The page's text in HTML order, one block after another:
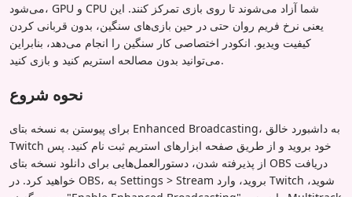
می‌شود، GPU و CPU شما آزاد می‌شوند تا روی بازی تمرکز کنند. این
یعنی نرخ فریم روان حتی در حین بازی‌های سنگین، بدون قربانی کردن
کیفیت ویدیو. انکودر اختصاصی کار سنگین را انجام می‌دهد، بنابراین
می‌توانید بدون مصالحه استریم کنید و بازی کنید.
نحوه شروع
برای پیوستن به نسخه بتای Enhanced Broadcasting، به داشبورد خالق
Twitch خود بروید و از طریق صفحه ابزارهای استریم ثبت نام کنید. پس
از پذیرفته شدن، دستورالعمل‌هایی برای دانلود نسخه بتای OBS دریافت
خواهید کرد. در OBS، به Settings > Stream بروید، وارد Twitch شوید،